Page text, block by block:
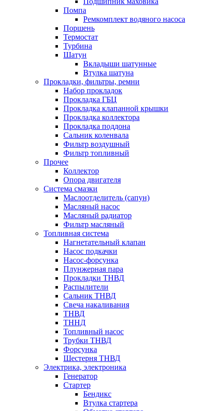
Помпа
Ремкомплект водяного насоса
Поршень
Термостат
Турбина
Шатун
Вкладыши шатунные
Втулка шатуна
Прокладки, фильтры, ремни
Набор прокладок
Прокладка ГБЦ
Прокладка клапанной крышки
Прокладка коллектора
Прокладка поддона
Сальник коленвала
Фильтр воздушный
Фильтр топливный
Прочее
Коллектор
Опора двигателя
Система смазки
Маслоотделитель (сапун)
Масляный насос
Масляный радиатор
Фильтр масляный
Топливная система
Нагнетательный клапан
Насос подкачки
Насос-форсунка
Плунжерная пара
Прокладки ТНВД
Распылители
Сальник ТНВД
Свеча накаливания
ТНВД
ТННД
Топливный насос
Трубки ТНВД
Форсунка
Шестерня ТНВД
Электрика, электроника
Генератор
Стартер
Бендикс
Втулка стартера